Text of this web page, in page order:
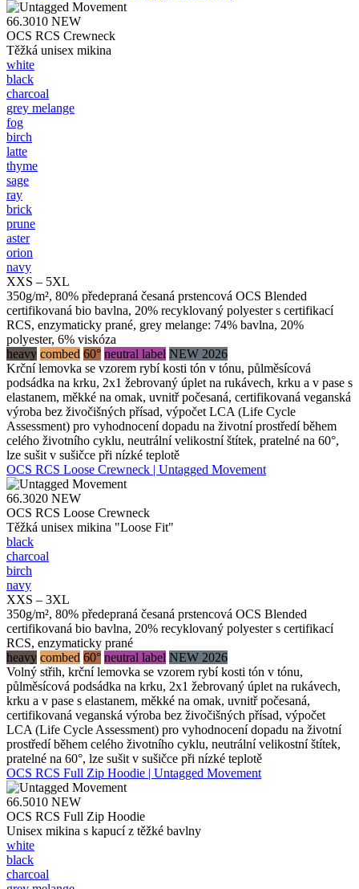
66.3010 NEW
OCS RCS Crewneck
Těžká unisex mikina
white
black
charcoal
grey melange
fog
birch
latte
thyme
sage
ray
brick
prune
aster
orion
navy
XXS – 5XL
350g/m², 80% předepraná česaná prstencová OCS Blended
certifikovaná bio bavlna, 20% recyklovaný polyester s certifikací
RCS, enzymaticky prané, grey melange: 74% bavlna, 20%
polyester, 6% viskóza
heavy combed 60° neutral label NEW 2026
Krční lemovka se vzorem rybí kosti tón v tónu, půlměsícová
podsádka na krku, 2x1 žebrovaný úplet na rukávech, krku a v pase s
elastanem, měkké na omak, uvnitř počesaná, certifikovaná veganská
výroba bez živočišných přísad, výpočet LCA (Life Cycle
Assessment) pro vyhodnocení dopadu na životní prostředí během
celého životního cyklu, neutrální velikostní štítek, pratelné na 60°,
lze sušit v sušičce při nízké teplotě
OCS RCS Loose Crewneck | Untagged Movement
66.3020 NEW
OCS RCS Loose Crewneck
Těžká unisex mikina "Loose Fit"
black
charcoal
birch
navy
XXS – 3XL
350g/m², 80% předepraná česaná prstencová OCS Blended
certifikovaná bio bavlna, 20% recyklovaný polyester s certifikací
RCS, enzymaticky prané
heavy combed 60° neutral label NEW 2026
Volný střih, krční lemovka se vzorem rybí kosti tón v tónu,
půlměsícová podsádka na krku, 2x1 žebrovaný úplet na rukávech,
krku a v pase s elastanem, měkké na omak, uvnitř počesaná,
certifikovaná veganská výroba bez živočišných přísad, výpočet
LCA (Life Cycle Assessment) pro vyhodnocení dopadu na životní
prostředí během celého životního cyklu, neutrální velikostní štítek,
pratelné na 60°, lze sušit v sušičce při nízké teplotě
OCS RCS Full Zip Hoodie | Untagged Movement
66.5010 NEW
OCS RCS Full Zip Hoodie
Unisex mikina s kapucí z těžké bavlny
white
black
charcoal